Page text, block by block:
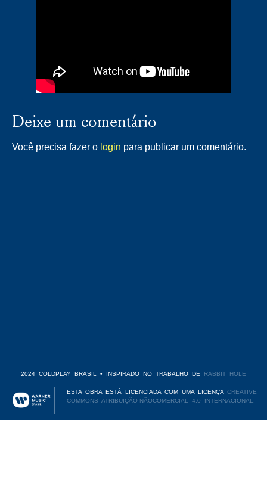
Deixe um comentário
Você precisa fazer o login para publicar um comentário.
2024 COLDPLAY BRASIL • INSPIRADO NO TRABALHO DE RABBIT HOLE
ESTA OBRA ESTÁ LICENCIADA COM UMA LICENÇACREATIVE
COMMONS ATRIBUIÇÃO-NÃOCOMERCIAL 4.0 INTERNACIONAL.